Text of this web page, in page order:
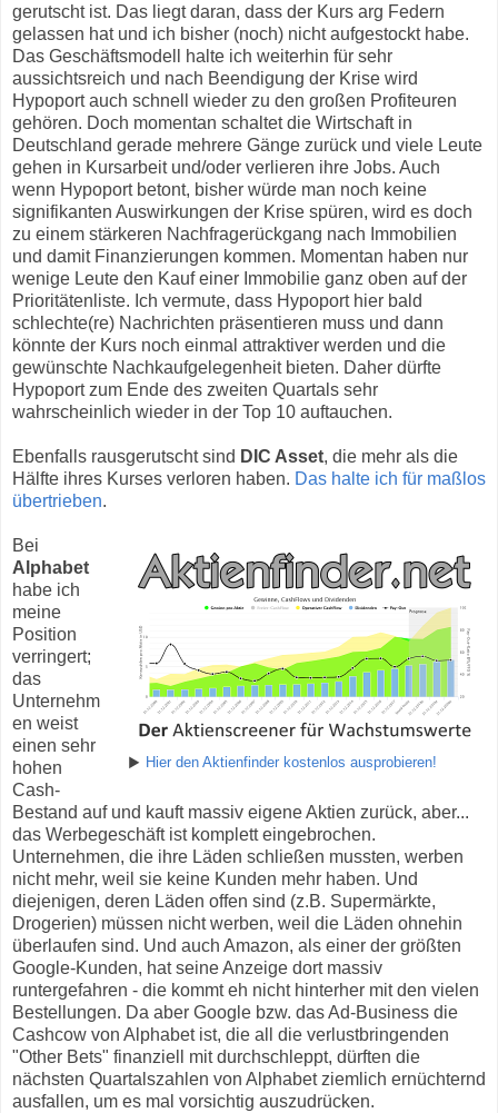
gerutscht ist. Das liegt daran, dass der Kurs arg Federn
gelassen hat und ich bisher (noch) nicht aufgestockt habe.
Das Geschäftsmodell halte ich weiterhin für sehr
aussichtsreich und nach Beendigung der Krise wird
Hypoport auch schnell wieder zu den großen Profiteuren
gehören. Doch momentan schaltet die Wirtschaft in
Deutschland gerade mehrere Gänge zurück und viele Leute
gehen in Kursarbeit und/oder verlieren ihre Jobs. Auch
wenn Hypoport betont, bisher würde man noch keine
signifikanten Auswirkungen der Krise spüren, wird es doch
zu einem stärkeren Nachfragerückgang nach Immobilien
und damit Finanzierungen kommen. Momentan haben nur
wenige Leute den Kauf einer Immobilie ganz oben auf der
Prioritätenliste. Ich vermute, dass Hypoport hier bald
schlechte(re) Nachrichten präsentieren muss und dann
könnte der Kurs noch einmal attraktiver werden und die
gewünschte Nachkaufgelegenheit bieten. Daher dürfte
Hypoport zum Ende des zweiten Quartals sehr
wahrscheinlich wieder in der Top 10 auftauchen.
Ebenfalls rausgerutscht sind DIC Asset, die mehr als die
Hälfte ihres Kurses verloren haben. Das halte ich für maßlos
übertrieben.
▶ Hier den Aktienfinder kostenlos ausprobieren!
Bei
Alphabet
habe ich
meine
Position
verringert;
das
Unternehm
en weist
einen sehr
hohen
Cash-
Bestand auf und kauft massiv eigene Aktien zurück, aber...
das Werbegeschäft ist komplett eingebrochen.
Unternehmen, die ihre Läden schließen mussten, werben
nicht mehr, weil sie keine Kunden mehr haben. Und
diejenigen, deren Läden offen sind (z.B. Supermärkte,
Drogerien) müssen nicht werben, weil die Läden ohnehin
überlaufen sind. Und auch Amazon, als einer der größten
Google-Kunden, hat seine Anzeige dort massiv
runtergefahren - die kommt eh nicht hinterher mit den vielen
Bestellungen. Da aber Google bzw. das Ad-Business die
Cashcow von Alphabet ist, die all die verlustbringenden
"Other Bets" finanziell mit durchschleppt, dürften die
nächsten Quartalszahlen von Alphabet ziemlich ernüchternd
ausfallen, um es mal vorsichtig auszudrücken.